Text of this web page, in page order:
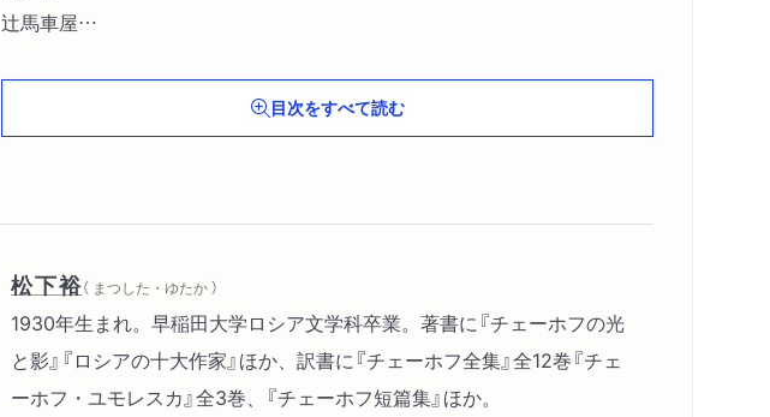
辻馬車屋
勘定ずくの結婚―二部よりなる小説
雑魚
祭日の寄進―ある田舎者の手記から
すばらしいかな人生！―自殺を企てる人たちのために
ソコーリニキ公園の遊歩道で
目次をすべて読む
松下裕（ まつした・ゆたか ）
1930年生まれ。早稲田大学ロシア文学科卒業。著書に『チェーホフの光
と影』『ロシアの十大作家』ほか、訳書に『チェーホフ全集』全12巻『チェ
ーホフ・ユモレスカ』全3巻、『チェーホフ短篇集』ほか。